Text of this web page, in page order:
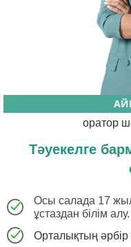
оратор
Тәуекелге
Осы салада 17
ұстаздан білім алу.
Орталықтың